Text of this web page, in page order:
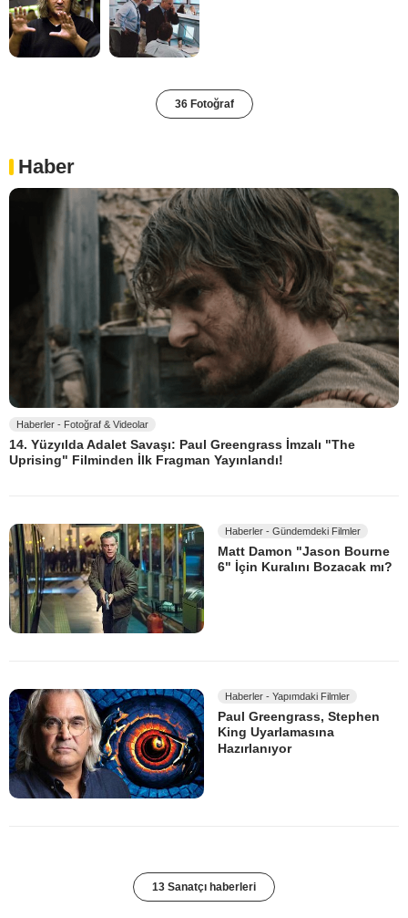
36 Fotoğraf
Haber
Haberler - Fotoğraf & Videolar
14. Yüzyılda Adalet Savaşı: Paul Greengrass İmzalı "The
Uprising" Filminden İlk Fragman Yayınlandı!
Haberler - Gündemdeki Filmler
Matt Damon "Jason Bourne
6" İçin Kuralını Bozacak mı?
Haberler - Yapımdaki Filmler
Paul Greengrass, Stephen
King Uyarlamasına
Hazırlanıyor
13 Sanatçı haberleri